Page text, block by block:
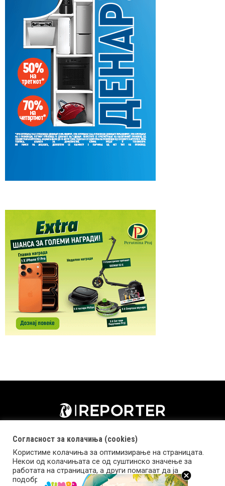
Согласност за колачиња (cookies)
Користиме колачиња за оптимизирање на страницата.
Некои од колачињата се од суштинско значење за
работата на страницата, а други помагаат да ја
подобриме оваа интернет страница и вашето